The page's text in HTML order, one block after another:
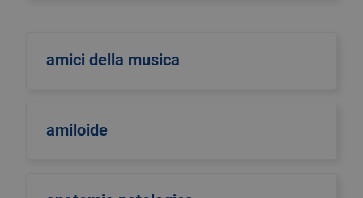
amici della musica
amiloide